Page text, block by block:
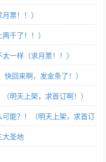
票！！）
千了！！）
一样（求月票！！）
回来啊，发金条了！）
明天上架，求首订啊！）
能？！（明天上架，求首订
大圣地